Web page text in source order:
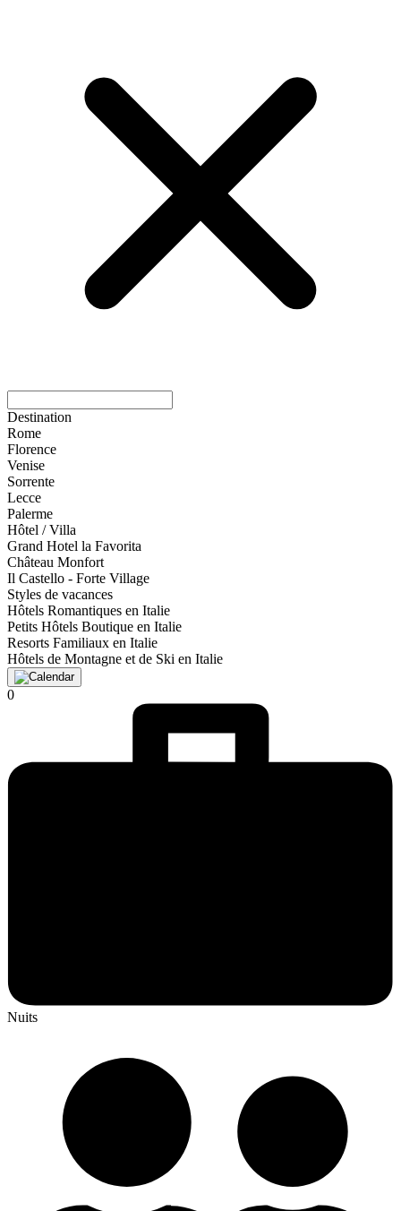
Destination
Rome
Florence
Venise
Sorrente
Lecce
Palerme
Hôtel / Villa
Grand Hotel la Favorita
Château Monfort
Il Castello - Forte Village
Styles de vacances
Hôtels Romantiques en Italie
Petits Hôtels Boutique en Italie
Resorts Familiaux en Italie
Hôtels de Montagne et de Ski en Italie
0
Nuits